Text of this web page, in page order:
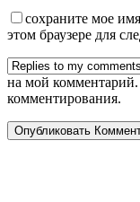
сохраните мое
этом браузере для
на мой
комментирования.